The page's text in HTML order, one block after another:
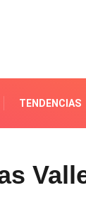
TENDENCIAS